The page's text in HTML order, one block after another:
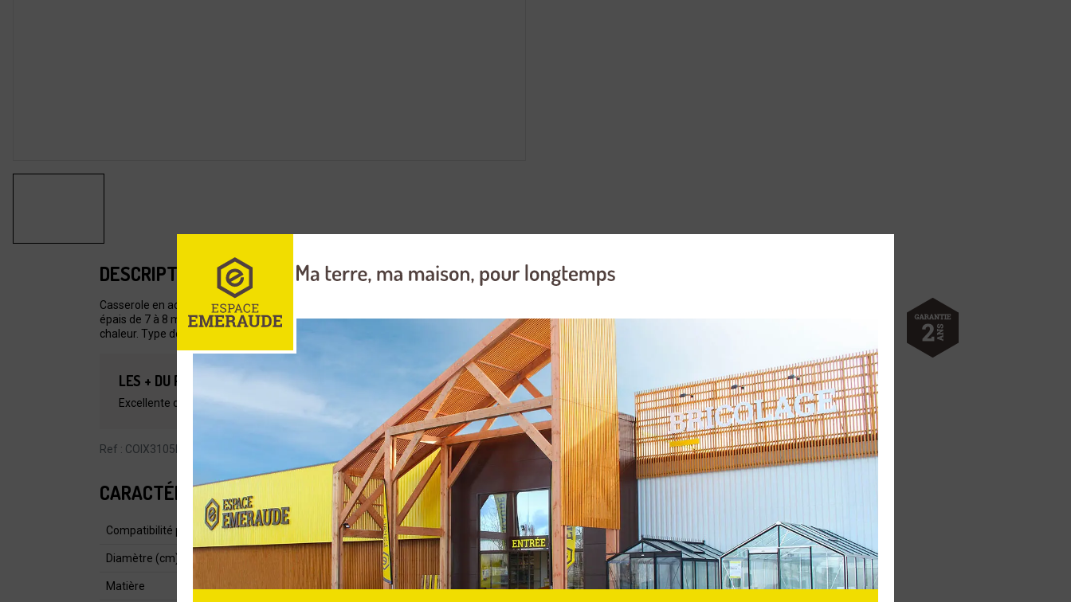
DESCRIPTION
Casserole en acier inoxydable alimentaire d'épaisseur 18/10. Diamètre 16 cm. Triple fond : coeur en aluminium et extrémités en inox alimentaire. Fond très
épais de 7 à 8 mm. Idéal pour les cuissons par immersion : ébullition ou bain-marie et les petites et grandes contenances de cuissons. Bon maintien de la
chaleur. Type de feu : tous feux et induction.
LES + DU PRODUIT
Excellente diffusion de la chaleur pour une cuisson uniforme.
Ref : COIX3105E16
CARACTÉRISTIQUES
Compatibilité pour cuisson Tous feux dont induction
Diamètre (cm) 16
Matière Inox